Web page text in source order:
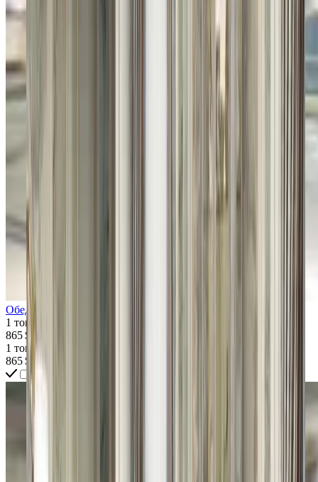
Обеденный стул CASPANI TINO Aquarius
1 товар
865 $
1 товар
865 $